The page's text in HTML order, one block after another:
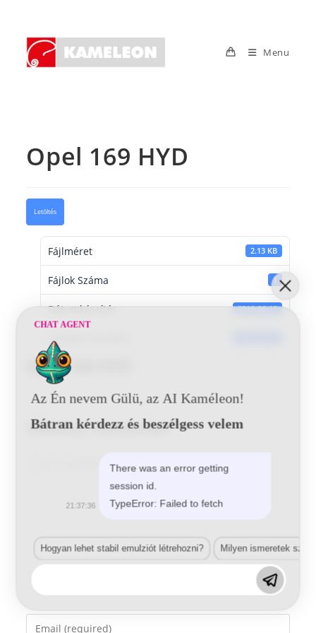
content
Menu
Opel 169 HYD
Letöltés
Fájlméret 2.13 KB
Fájlok Száma 1
Dátumkészítés 2016-06-15
Utoljára frissített
Opel 169 HYD
Vélemény, hozzászólás?
your
name
Enter
CHAT AGENT
Az Én nevem Gülü, az AI Kaméleon!
Bátran kérdezz és beszélgess velem
There was an error getting
session id.
TypeError: Failed to fetch
21:37:36
Hogyan lehet stabil emulziót létrehozni? Milyen ismeretek